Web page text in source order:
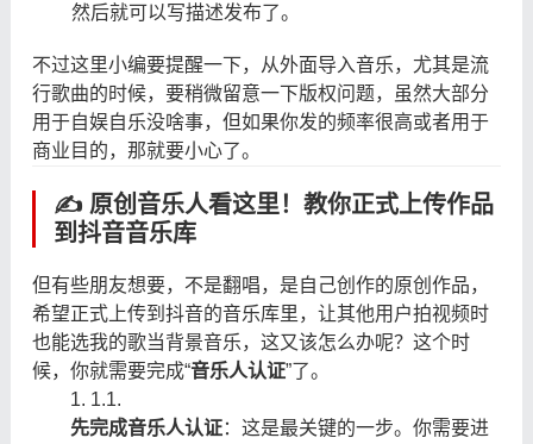
然后就可以写描述发布了。
不过这里小编要提醒一下，从外面导入音乐，尤其是流
行歌曲的时候，要稍微留意一下版权问题，虽然大部分
用于自娱自乐没啥事，但如果你发的频率很高或者用于
商业目的，那就要小心了。
✍️ 原创音乐人看这里！教你正式上传作品
到抖音音乐库
但有些朋友想要，不是翻唱，是自己创作的原创作品，
希望正式上传到抖音的音乐库里，让其他用户拍视频时
也能选我的歌当背景音乐，这又该怎么办呢？这个时
候，你就需要完成“音乐人认证”了。
1.1.
先完成音乐人认证：这是最关键的一步。你需要进